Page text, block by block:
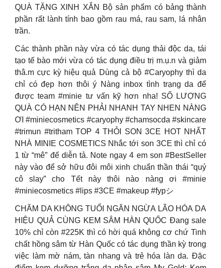
QUÀ TẶNG XINH XẮN Bộ sản phẩm có bảng thành
phần rất lành tính bao gồm rau má, rau sam, lá nhân
trần.
Các thành phần này vừa có tác dụng thải độc da, tái
tạo tế bào mới vừa có tác dụng điều trị m.ụ.n và giảm
thâ.m cực kỳ hiệu quả Dùng cả bộ #Caryophy thì da
chỉ có đẹp hơn thôi ý Nàng inbox tình trạng da để
được team #minie tư vấn kỹ hơn nha! SỐ LƯỢNG
QUÀ CÓ HẠN NÊN PHẢI NHANH TAY NHEN NÀNG
ƠI #miniecosmetics #caryophy #chamsocda #skincare
#trimun #tritham TOP 4 THỎI SON 3CE HOT NHẤT
NHÀ MINIE COSMETICS Nhắc tới son 3CE thì chỉ có
1 từ “mê” để diễn tả. Note ngay 4 em son #BestSeller
này vào để sở hữu đôi môi xinh chuẩn thần thái “quý
cô slay” cho Tết này thôi nào nàng ơi #minie
#miniecosmetics #lips #3CE #makeup #fypシ゚
CHĂM DA KHÔNG TUỔI NGĂN NGỪA LÃO HÓA DA
HIỆU QUẢ CÙNG KEM SÂM HÀN QUỐC Đang sale
10% chỉ còn #225K thì có hời quá không cơ chứ Tinh
chất hồng sâm từ Hàn Quốc có tác dụng thần kỳ trong
việc làm mờ nám, tàn nhang và trẻ hóa làn da. Đặc